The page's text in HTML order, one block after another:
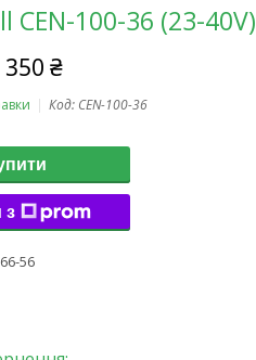
CEN-100-36 (23-40V)
350 ₴
Код: CEN-100-36
з
56